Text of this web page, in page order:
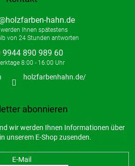
holzfarben-hahn.de
9944 890 989 60
holzfarbenhahn.de/
abonnieren
wir werden Ihnen Informationen über
unserem E-Shop zusenden.
E-Mail